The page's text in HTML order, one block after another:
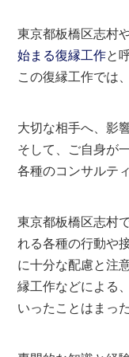
東京都板橋区志村
始まる復縁工作と
この復縁工作では
大切な相手へ、影
そして、ご自身が
各種のコンサルテ
東京都板橋区志村
れる各種の行動や
に十分な配慮と注
縁工作などによる
いったことはまっ